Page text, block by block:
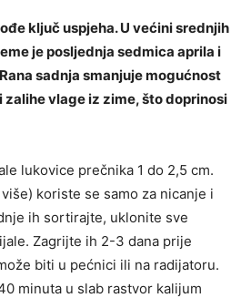
ključ uspjeha. U većini srednjih
je posljednja sedmica aprila i
sadnja smanjuje mogućnost
zalihe vlage iz zime, što doprinosi
lukovice prečnika 1 do 2,5 cm.
koriste se samo za nicanje i
ih sortirajte, uklonite sve
Zagrijte ih 2-3 dana prije
biti u pećnici ili na radijatoru.
minuta u slab rastvor kalijum